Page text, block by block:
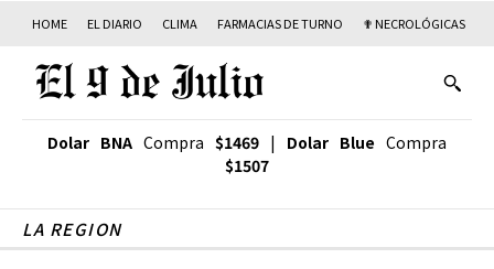
HOME EL DIARIO CLIMA FARMACIAS DE TURNO ✟ NECROLÓGICAS
Dolar BNA Compra $1469 | Dolar Blue Compra
$1507
LA REGION